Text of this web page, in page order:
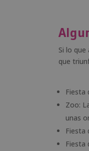
Si lo
que
Fiesta
Zoo:
unas
Fiesta
Fiesta